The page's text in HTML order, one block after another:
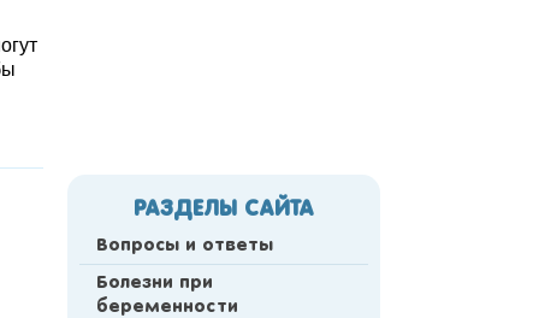
РАЗДЕЛЫ САЙТА
Вопросы и ответы
Болезни при
беременности